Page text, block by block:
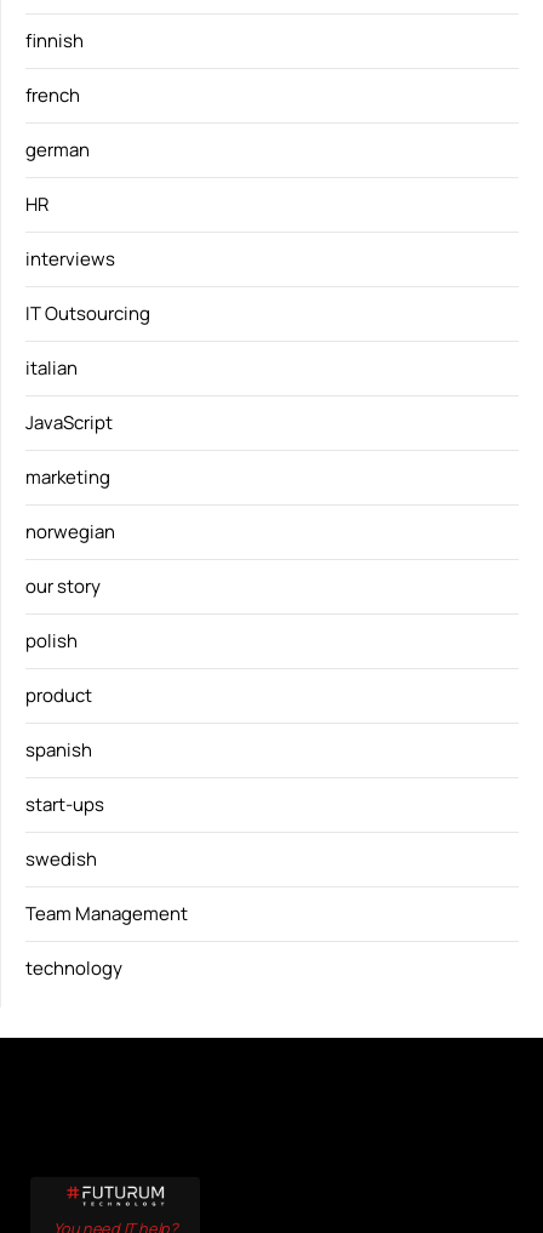
finnish
french
german
HR
interviews
IT Outsourcing
italian
JavaScript
marketing
norwegian
our story
polish
product
spanish
start-ups
swedish
Team Management
technology
You need IT help?